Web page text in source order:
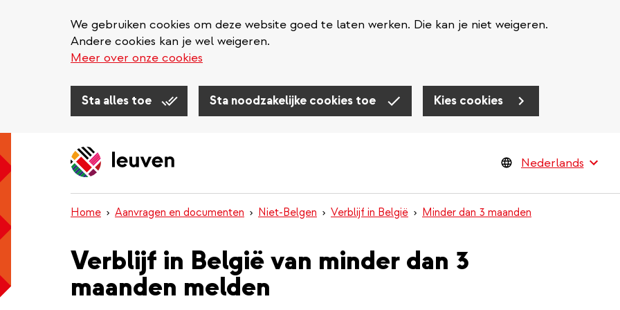
We gebruiken cookies om deze website goed te laten werken. Die kan je niet weigeren.
Andere cookies kan je wel weigeren.
Meer over onze cookies
Sta alles toe Sta noodzakelijke cookies toe Kies cookies
Home Aanvragen en documenten Niet-Belgen Verblijf in België Minder dan 3 maanden
Verblijf in België van minder dan 3
maanden melden